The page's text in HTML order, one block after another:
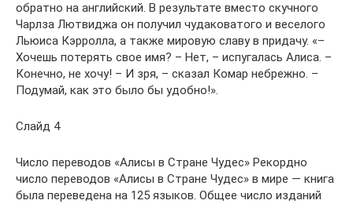
обратно на английский. В результате вместо скучного
Чарлза Лютвиджа он получил чудаковатого и веселого
Льюиса Кэрролла, а также мировую славу в придачу. «–
Хочешь потерять свое имя? – Нет, – испугалась Алиса. –
Конечно, не хочу! – И зря, – сказал Комар небрежно. –
Подумай, как это было бы удобно!».
Слайд 4
Число переводов «Алисы в Стране Чудес» Рекордно
число переводов «Алисы в Стране Чудес» в мире — книга
была переведена на 125 языков. Oбщее число изданий